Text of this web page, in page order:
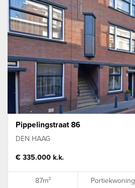
Pippelingstraat 86
DEN HAAG
€ 335.000 k.k.
87m² Portiekwoning